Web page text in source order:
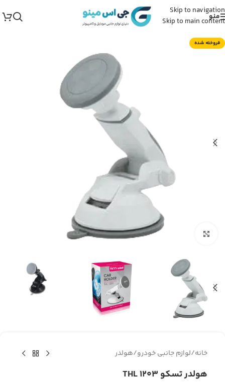
Skip to navigation
Skip to main content
منو
فروخته شده
برای بزرگنمایی کلیک کنید
خانه/لوازم جانبی خودرو/هولدر
هولدر تسکو THL 1203